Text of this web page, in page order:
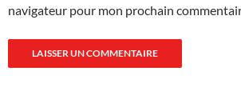
navigateur pour mon prochain